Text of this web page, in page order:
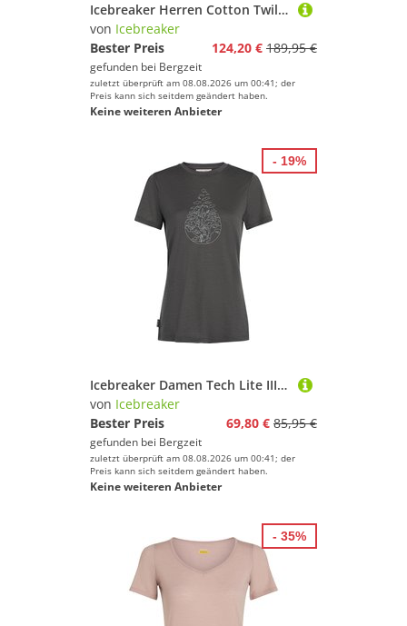
Icebreaker Herren Cotton Twill Wander Hose
von Icebreaker
Bester Preis
124,20 € 189,95 €
gefunden bei Bergzeit
zuletzt überprüft am 08.08.2026 um 00:41; der
Preis kann sich seitdem geändert haben.
Keine weiteren Anbieter
Icebreaker Damen Tech Lite III Hike Path T-Shirt
von Icebreaker
Bester Preis
69,80 € 85,95 €
gefunden bei Bergzeit
zuletzt überprüft am 08.08.2026 um 00:41; der
Preis kann sich seitdem geändert haben.
Keine weiteren Anbieter
- 19%
- 35%